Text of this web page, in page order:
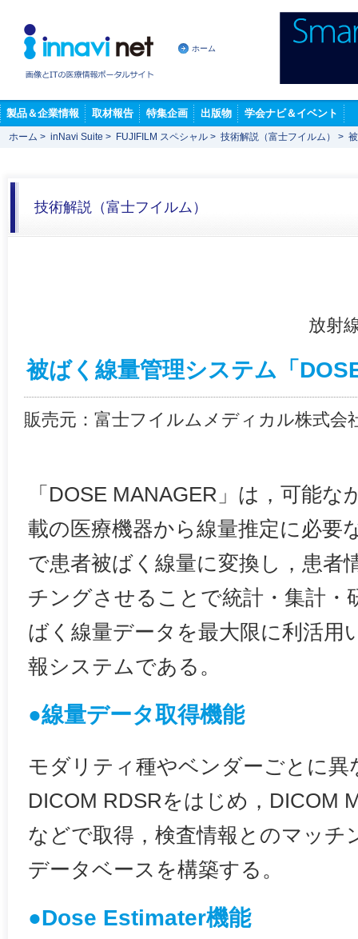
ホーム
製品＆企業情報 取材報告 特集企画 出版物 学会ナビ＆イベント
ホーム > inNavi Suite > FUJIFILM スペシャル > 技術解説（富士フイルム） >
技術解説（富士フイルム）
放射
被ばく線量管理システム「
販売元：富士フイルムメディカル株式会
「DOSE MANAGER」は，可能
載の医療機器から線量推定に必要
で患者被ばく線量に変換し，患者
チングさせることで統計・集計・
ばく線量データを最大限に利活用
報システムである。
●線量データ取得機能
モダリティ種やベンダーごとに異
DICOM RDSRをはじめ，DICOM
などで取得，検査情報とのマッチ
データベースを構築する。
●Dose Estimater機能